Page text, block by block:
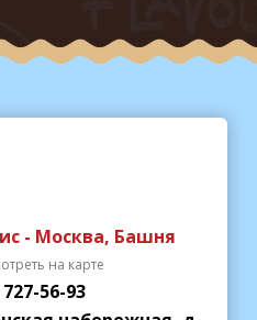
- Москва, Башня
на карте
56-93